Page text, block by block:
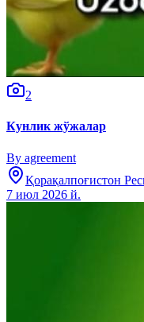
2
Кунлик жўжалар
By agreement
Қорақалпоғистон
7 июл 2026 й.